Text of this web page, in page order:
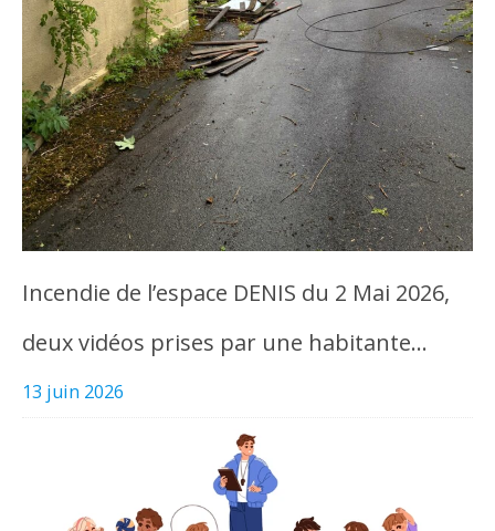
Incendie de l’espace DENIS du 2 Mai 2026,
deux vidéos prises par une habitante…
13 juin 2026